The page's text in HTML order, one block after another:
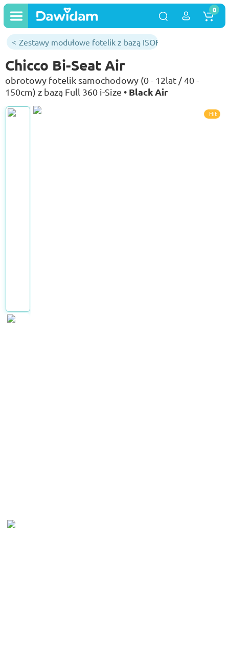
0
Zestawy modułowe fotelik z bazą ISOFIX
Chicco Bi-Seat Air
obrotowy fotelik samochodowy (0 - 12lat / 40 -
150cm) z bazą Full 360 i-Size • Black Air
Hit